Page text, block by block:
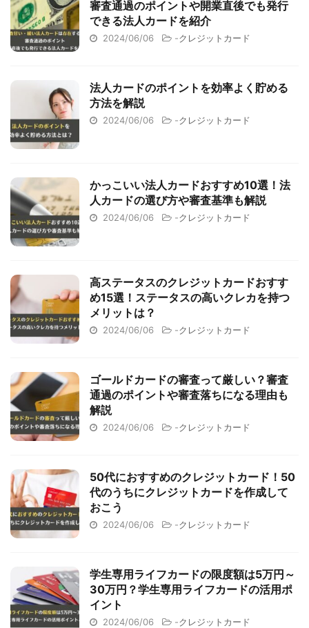
審査通過のポイントや開業直後でも発行
できる法人カードを紹介
2024/06/06 -クレジットカード
法人カードのポイントを効率よく貯める
方法を解説
2024/06/06 -クレジットカード
かっこいい法人カードおすすめ10選！法
人カードの選び方や審査基準も解説
2024/06/06 -クレジットカード
高ステータスのクレジットカードおすす
め15選！ステータスの高いクレカを持つ
メリットは？
2024/06/06 -クレジットカード
ゴールドカードの審査って厳しい？審査
通過のポイントや審査落ちになる理由も
解説
2024/06/06 -クレジットカード
50代におすすめのクレジットカード！50
代のうちにクレジットカードを作成して
おこう
2024/06/06 -クレジットカード
学生専用ライフカードの限度額は5万円～
30万円？学生専用ライフカードの活用ポ
イント
2024/06/06 -クレジットカード